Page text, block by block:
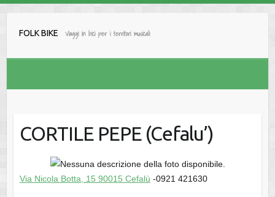
FOLK BIKE Viaggi in bici per i territori musicali
CORTILE PEPE (Cefalu’)
Via Nicola Botta, 15 90015 Cefalù -0921 421630